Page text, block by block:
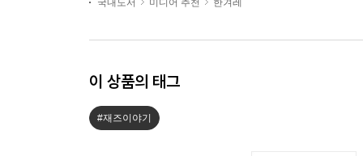
국내도서
미디어 추천 한겨레
이 상품의 태그
#재즈이야기